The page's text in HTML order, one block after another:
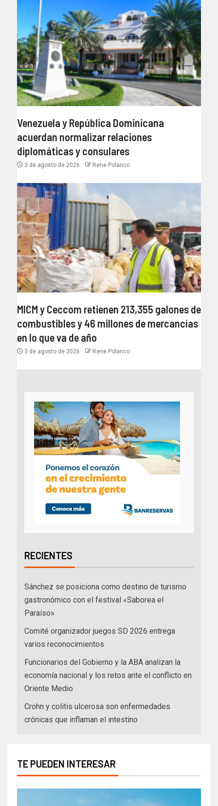
Venezuela y República Dominicana
acuerdan normalizar relaciones
diplomáticas y consulares
3 de agosto de 2026 Rene Polanco
MICM y Ceccom retienen 213,355 galones de
combustibles y 46 millones de mercancías
en lo que va de año
3 de agosto de 2026 Rene Polanco
RECIENTES
Sánchez se posiciona como destino de turismo
gastronómico con el festival «Saborea el
Paraíso»
Comité organizador juegos SD 2026 entrega
varios reconocimientos
Funcionarios del Gobierno y la ABA analizan la
economía nacional y los retos ante el conflicto en
Oriente Medio
Crohn y colitis ulcerosa son enfermedades
crónicas que inflaman el intestino
TE PUEDEN INTERESAR